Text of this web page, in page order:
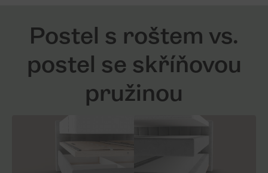
Postel s roštem vs.
postel se skříňovou
pružinou